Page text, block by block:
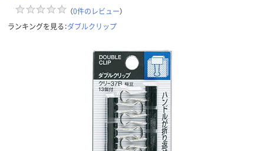
（0件のレビュー）
ランキングを見る：ダブルクリップ